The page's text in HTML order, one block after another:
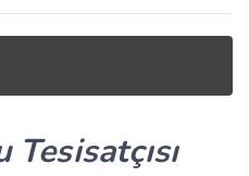
Tesisatçısı